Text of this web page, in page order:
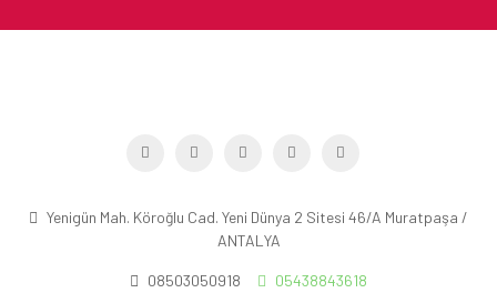
Yenigün Mah. Köroğlu Cad. Yeni Dünya 2 Sitesi 46/A Muratpaşa /
ANTALYA
08503050918 05438843618